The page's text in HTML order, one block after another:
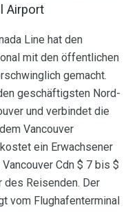
Airport
Line hat den
mit den öffentlichen
gemacht.
geschäftigsten Nord-
und verbindet die
Vancouver
ein Erwachsener
Cdn $ 7 bis $
des Reisenden. Der
vom Flughafenterminal